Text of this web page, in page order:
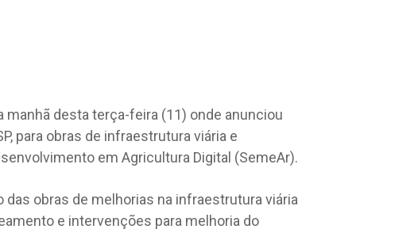
manhã desta terça-feira (11) onde anunciou
para obras de infraestrutura viária e
em Agricultura Digital (SemeAr).
obras de melhorias na infraestrutura viária
e intervenções para melhoria do